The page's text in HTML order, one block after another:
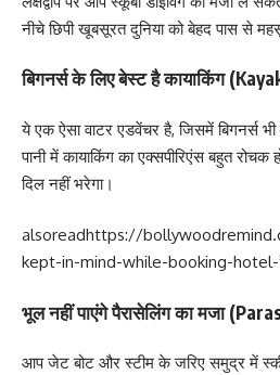
नीचे छिपी खूबसूरत दुनिया को बेहद पास से
बिगनर्स के लिए बेस्ट है कायाकिंग
ये एक ऐसा वाटर एडवेंचर है, जिसमें बिगनर्स
पानी में कायाकिंग का एक्सपीरिएंस बहुत
दिल नहीं भरेगा।
alsoreadhttps://
kept-in-mind-while-booking-
भूल नहीं पाएंगे पैरासेलिंग का मजा
आप जेट बोट और स्टीम के जरिए समुद्र में